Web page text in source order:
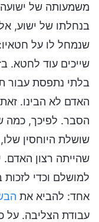
משמעותה של
בנחלתו של ישוע,
שנמחל לו על
שייכים עוד לחטא.
בלתי נתפסת עבור
האדם לא הבינו.
הסבר. לפיכך, כמה
שושלת היוחסין
שהייתה רצון
למושלם וכדי
אחד: להביא את
עבודת הצליבה. על